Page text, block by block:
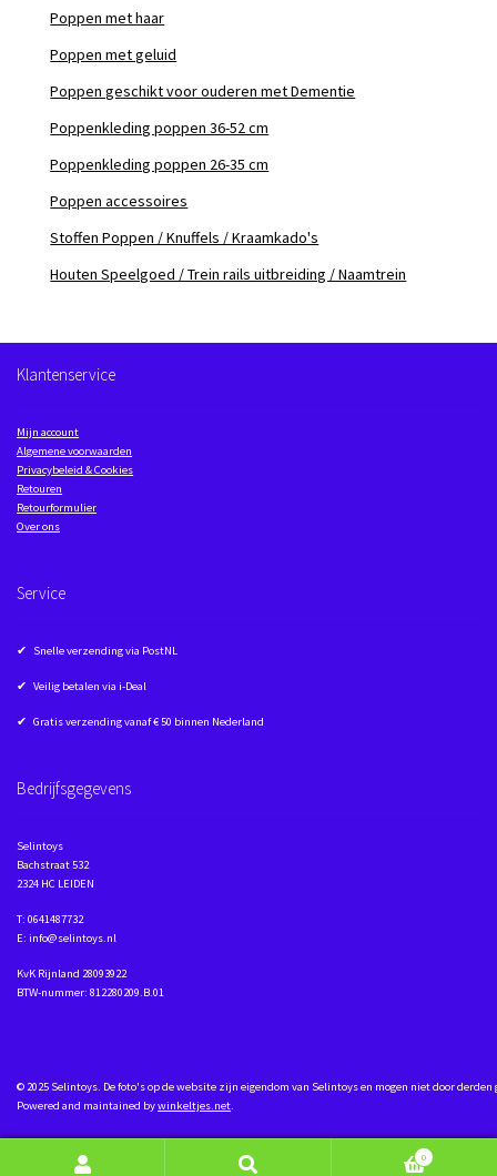
Poppen met haar
Poppen met geluid
Poppen geschikt voor ouderen met Dementie
Poppenkleding poppen 36-52 cm
Poppenkleding poppen 26-35 cm
Poppen accessoires
Stoffen Poppen / Knuffels / Kraamkado's
Houten Speelgoed / Trein rails uitbreiding / Naamtrein
Klantenservice
Mijn account
Algemene voorwaarden
Privacybeleid & Cookies
Retouren
Retourformulier
Over ons
Service
✔ Snelle verzending via PostNL
✔ Veilig betalen via i-Deal
✔ Gratis verzending vanaf € 50 binnen Nederland
Bedrijfsgegevens
Selintoys
Bachstraat 532
2324 HC LEIDEN
T: 0641487732
E: info@selintoys.nl
KvK Rijnland 28093922
BTW-nummer: 812280209.B.01
© 2025 Selintoys. De foto's op de website zijn eigendom van Selintoys en mogen niet door
Powered and maintained bywinkeltjes.net.
0